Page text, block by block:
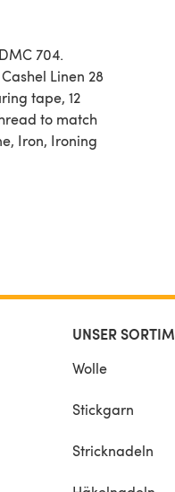
704.
Linen 28
tape, 12
to match
Iron, Ironing
UNSER
Wolle
Stickgarn
Stricknadeln